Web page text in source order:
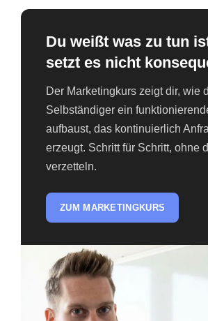
Du weißt was zu tun
setzt es nicht
Der Marketingkurs zeigt dir, wie
Selbständiger ein
aufbaust, das kontinuierlich
erzeugt. Schritt für Schritt, ohne
verzetteln.
ZUM MARKETINGKURS